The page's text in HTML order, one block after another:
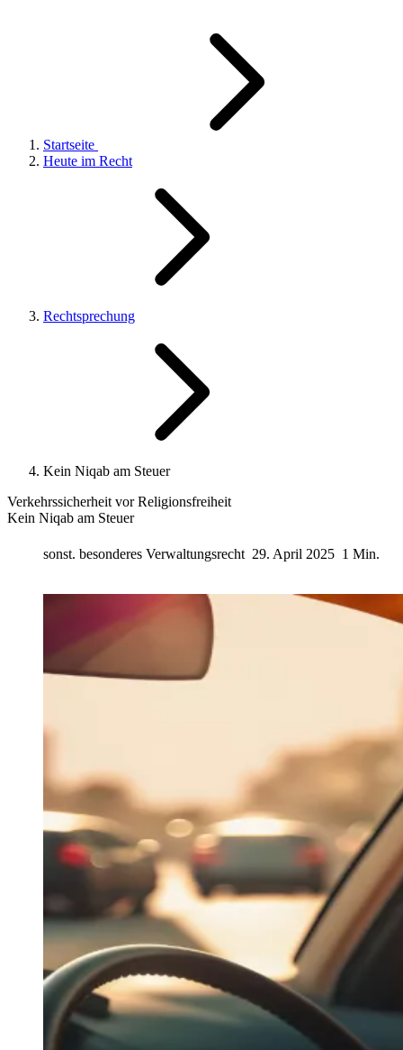
Startseite
Heute im Recht
Rechtsprechung
Kein Niqab am Steuer
Verkehrssicherheit vor Religionsfreiheit
Kein Niqab am Steuer
sonst. besonderes Verwaltungsrecht 29. April 2025 1 Min.